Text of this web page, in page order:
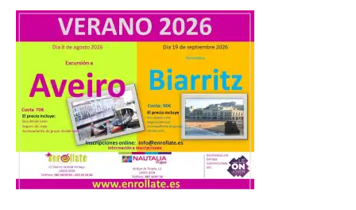
La Feria Internacional de
Muestras de Asturias
celebra este domingo el
día de León y Astorga
9 Ago 2026
La 69ª edición de la Feria
Internacional de Muestras
de Asturias (FIDMA) se
celebra del 1 al 16 de
agosto de 2026 en el